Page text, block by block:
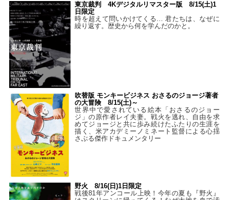
東京裁判 4Kデジタルリマスター版 8/15(土)1
日限定
時を超えて問いかけてくる… 君たちは、なぜに
繰り返す。歴史から何を学んだのかと。
吹替版 モンキービジネス おさるのジョージ著者
の大冒険 8/15(土)～
世界中で愛されている絵本「おさるのジョー
ジ」の原作者レイ夫妻。戦火を逃れ、自由を求
めてジョージと共に歩み続けたふたりの生涯を
描く、米アカデミーノミネート監督による心揺
さぶる傑作ドキュメンタリー
野火 8/16(日)1日限定
戦後81年アンコール上映！今年の夏も『野火』